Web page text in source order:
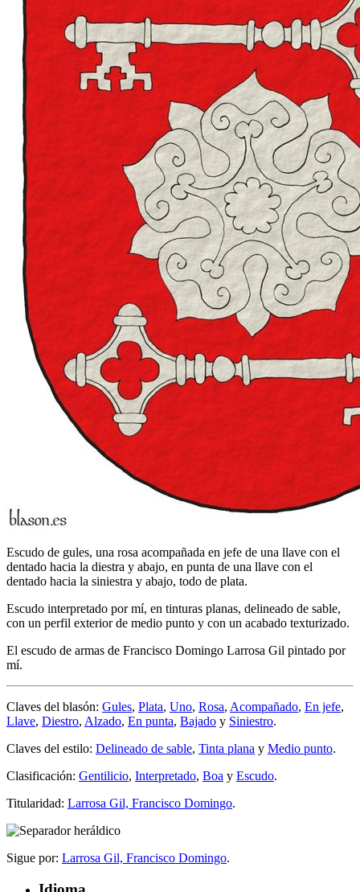
Escudo de gules, una rosa acompañada en jefe de una llave con el
dentado hacia la diestra y abajo, en punta de una llave con el
dentado hacia la siniestra y abajo, todo de plata.
Escudo interpretado por mí, en tinturas planas, delineado de sable,
con un perfil exterior de medio punto y con un acabado texturizado.
El escudo de armas de Francisco Domingo Larrosa Gil pintado por
mí.
Claves del blasón: Gules, Plata, Uno, Rosa, Acompañado, En jefe,
Llave, Diestro, Alzado, En punta, Bajado y Siniestro.
Claves del estilo: Delineado de sable, Tinta plana y Medio punto.
Clasificación: Gentilicio, Interpretado, Boa y Escudo.
Titularidad: Larrosa Gil, Francisco Domingo.
Sigue por: Larrosa Gil, Francisco Domingo.